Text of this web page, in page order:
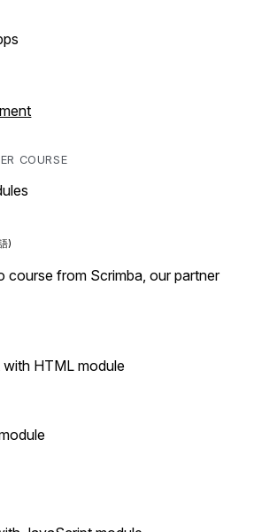
COURSE
course from Scrimba, our partner
HTML module